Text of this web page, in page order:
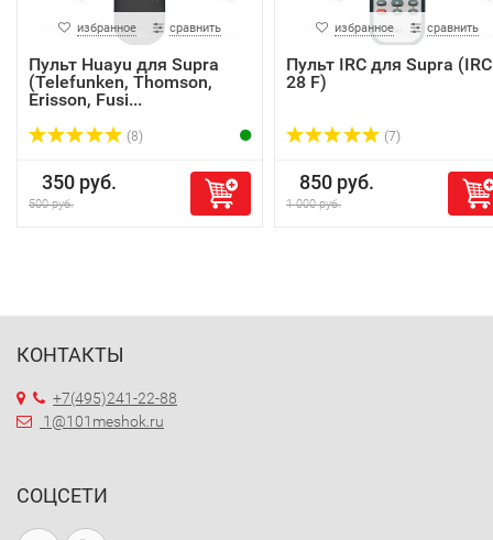
избранное сравнить
Пульт Huayu для Supra
(Telefunken, Thomson,
Erisson, Fusi...
(8)
350 руб.
500 руб.
избранное сравнить
Пульт IRC для Supra (IRC
28 F)
(7)
850 руб.
1 000 руб.
КОНТАКТЫ
+7(495)241-22-88
1@101meshok.ru
СОЦСЕТИ